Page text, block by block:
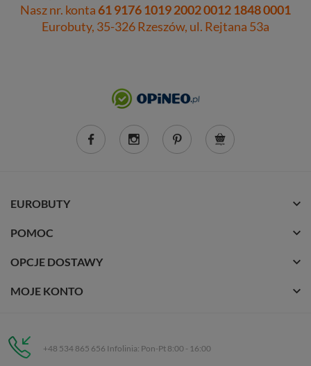
Nasz nr. konta61 9176 1019 2002 0012 1848 0001
Eurobuty, 35-326 Rzeszów, ul. Rejtana 53a
EUROBUTY
POMOC
OPCJE DOSTAWY
MOJE KONTO
+48 534 865 656 Infolinia: Pon-Pt 8:00 - 16:00